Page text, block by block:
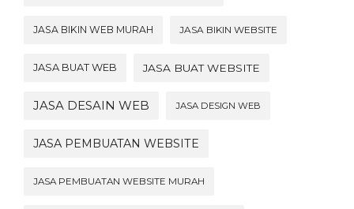
JASA BIKIN WEB MURAH JASA BIKIN WEBSITE
JASA BUAT WEB JASA BUAT WEBSITE
JASA DESAIN WEB JASA DESIGN WEB
JASA PEMBUATAN WEBSITE
JASA PEMBUATAN WEBSITE MURAH